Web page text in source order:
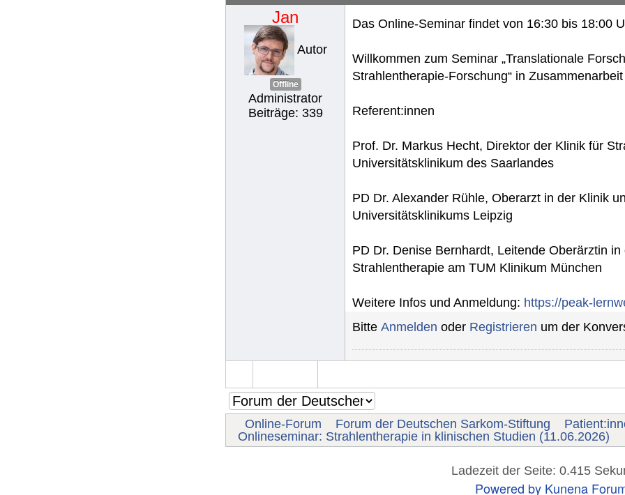
Jan
Autor
Offline
Administrator
Beiträge: 339
Das Online-Seminar findet von 16:30 bis 18:00
Willkommen zum Seminar „Translationale
Strahlentherapie-Forschung“ in
Referent:innen
Prof. Dr. Markus Hecht, Direktor der Klinik für
Universitätsklinikum des Saarlandes
PD Dr. Alexander Rühle, Oberarzt in der Klinik
Universitätsklinikums Leipzig
PD Dr. Denise Bernhardt, Leitende Oberärztin
Strahlentherapie am TUM Klinikum München
Weitere Infos und Anmeldung: https://peak-
Bitte Anmelden oder Registrieren um der
Online-Forum Forum der Deutschen Sarkom-Stiftung
Onlineseminar: Strahlentherapie in klinischen Studien (11.06.2026)
Ladezeit der Seite: 0.415
Powered by Kunena